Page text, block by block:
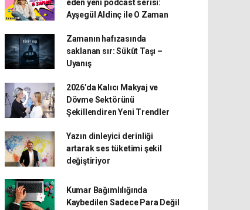
eden yeni podcast serisi:
Ayşegül Aldinç ile O Zaman
Zamanın hafızasında
saklanan sır: Sükût Taşı –
Uyanış
2026’da Kalıcı Makyaj ve
Dövme Sektörünü
Şekillendiren Yeni Trendler
Yazın dinleyici derinliği
artarak ses tüketimi şekil
değiştiriyor
Kumar Bağımlılığında
Kaybedilen Sadece Para Değil